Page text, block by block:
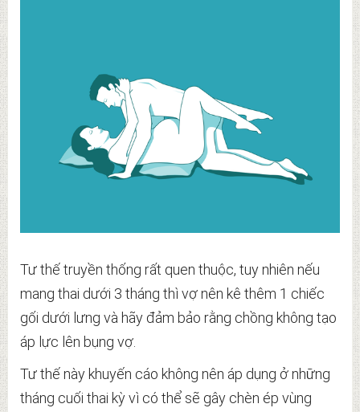
Tư thế truyền thống rất quen thuộc, tuy nhiên nếu
mang thai dưới 3 tháng thì vợ nên kê thêm 1 chiếc
gối dưới lưng và hãy đảm bảo rằng chồng không tạo
áp lực lên bụng vợ.
Tư thế này khuyến cáo không nên áp dụng ở những
tháng cuối thai kỳ vì có thể sẽ gây chèn ép vùng